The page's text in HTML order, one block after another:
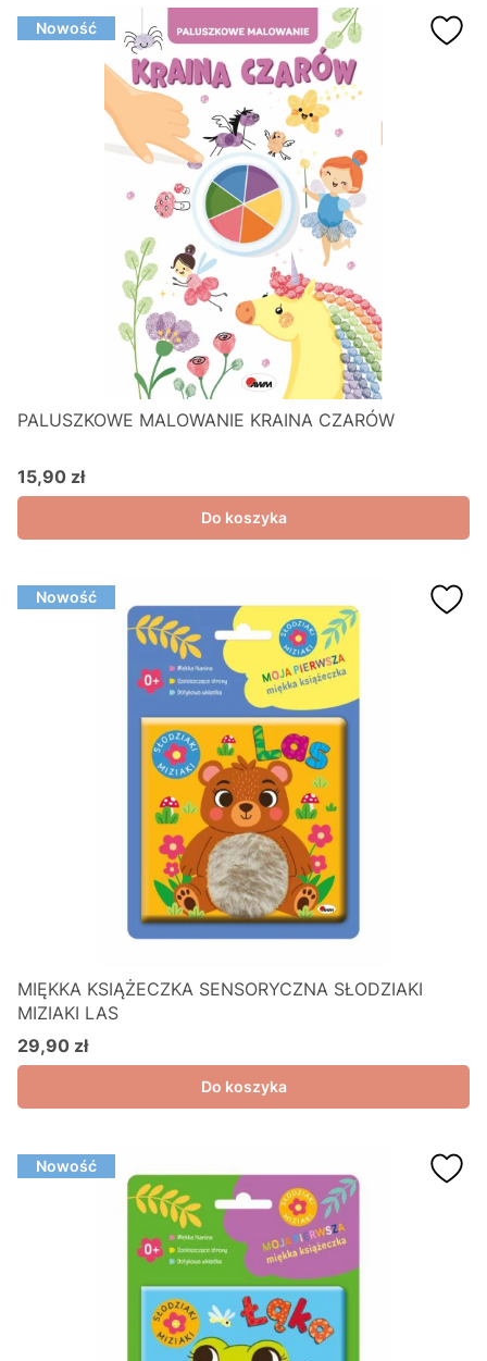
Nowość
PALUSZKOWE MALOWANIE KRAINA CZARÓW
Cena
15,90 zł
Do koszyka
Nowość
MIĘKKA KSIĄŻECZKA SENSORYCZNA SŁODZIAKI
MIZIAKI LAS
Cena
29,90 zł
Do koszyka
Nowość